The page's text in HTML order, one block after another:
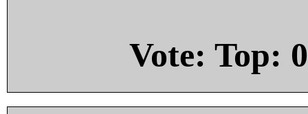
Vote: Top: 0